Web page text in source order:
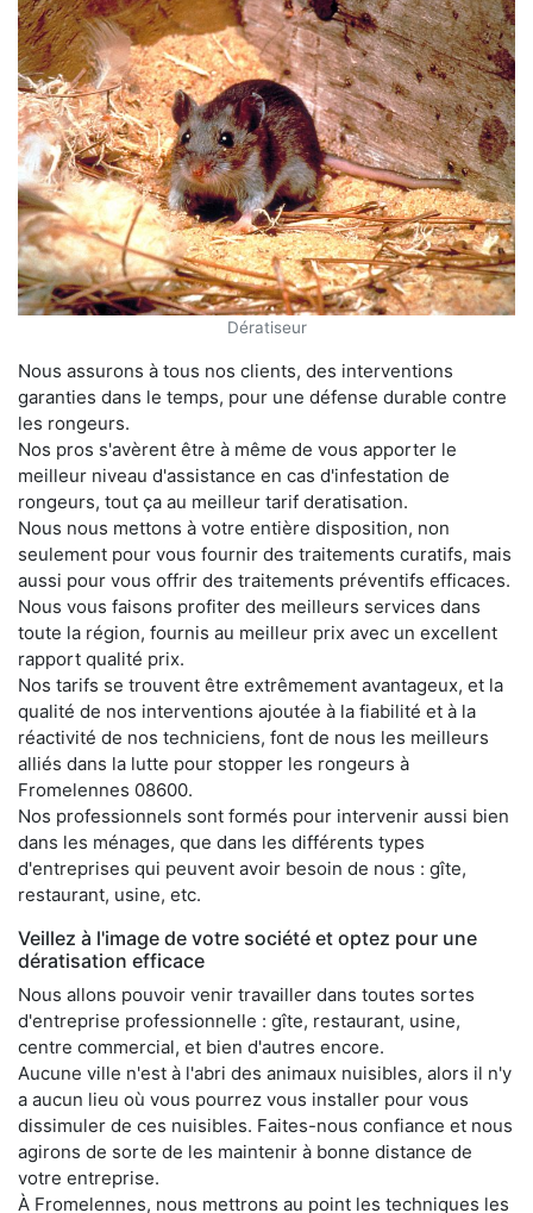
Dératiseur
Nous assurons à tous nos clients, des interventions
garanties dans le temps, pour une défense durable contre
les rongeurs.
Nos pros s'avèrent être à même de vous apporter le
meilleur niveau d'assistance en cas d'infestation de
rongeurs, tout ça au meilleur tarif deratisation.
Nous nous mettons à votre entière disposition, non
seulement pour vous fournir des traitements curatifs, mais
aussi pour vous offrir des traitements préventifs efficaces.
Nous vous faisons profiter des meilleurs services dans
toute la région, fournis au meilleur prix avec un excellent
rapport qualité prix.
Nos tarifs se trouvent être extrêmement avantageux, et la
qualité de nos interventions ajoutée à la fiabilité et à la
réactivité de nos techniciens, font de nous les meilleurs
alliés dans la lutte pour stopper les rongeurs à
Fromelennes 08600.
Nos professionnels sont formés pour intervenir aussi bien
dans les ménages, que dans les différents types
d'entreprises qui peuvent avoir besoin de nous : gîte,
restaurant, usine, etc.
Veillez à l'image de votre société et optez pour une
dératisation efficace
Nous allons pouvoir venir travailler dans toutes sortes
d'entreprise professionnelle : gîte, restaurant, usine,
centre commercial, et bien d'autres encore.
Aucune ville n'est à l'abri des animaux nuisibles, alors il n'y
a aucun lieu où vous pourrez vous installer pour vous
dissimuler de ces nuisibles. Faites-nous confiance et nous
agirons de sorte de les maintenir à bonne distance de
votre entreprise.
À Fromelennes, nous mettrons au point les techniques les